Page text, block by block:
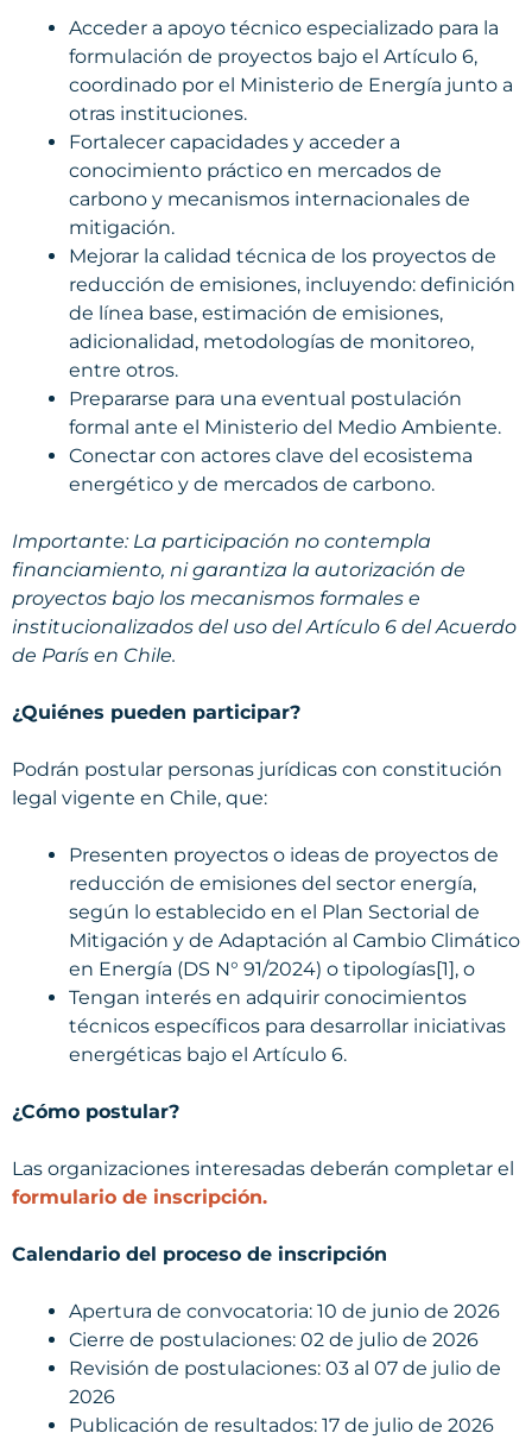
Acceder a apoyo técnico especializado para la
formulación de proyectos bajo el Artículo 6,
coordinado por el Ministerio de Energía junto a
otras instituciones.
Fortalecer capacidades y acceder a
conocimiento práctico en mercados de
carbono y mecanismos internacionales de
mitigación.
Mejorar la calidad técnica de los proyectos de
reducción de emisiones, incluyendo: definición
de línea base, estimación de emisiones,
adicionalidad, metodologías de monitoreo,
entre otros.
Prepararse para una eventual postulación
formal ante el Ministerio del Medio Ambiente.
Conectar con actores clave del ecosistema
energético y de mercados de carbono.
Importante: La participación no contempla
financiamiento, ni garantiza la autorización de
proyectos bajo los mecanismos formales e
institucionalizados del uso del Artículo 6 del Acuerdo
de París en Chile.
¿Quiénes pueden participar?
Podrán postular personas jurídicas con constitución
legal vigente en Chile, que:
Presenten proyectos o ideas de proyectos de
reducción de emisiones del sector energía,
según lo establecido en el Plan Sectorial de
Mitigación y de Adaptación al Cambio Climático
en Energía (DS N° 91/2024) o tipologías[1], o
Tengan interés en adquirir conocimientos
técnicos específicos para desarrollar iniciativas
energéticas bajo el Artículo 6.
¿Cómo postular?
Las organizaciones interesadas deberán completar el
formulario de inscripción.
Calendario del proceso de inscripción
Apertura de convocatoria: 10 de junio de 2026
Cierre de postulaciones: 02 de julio de 2026
Revisión de postulaciones: 03 al 07 de julio de
2026
Publicación de resultados: 17 de julio de 2026